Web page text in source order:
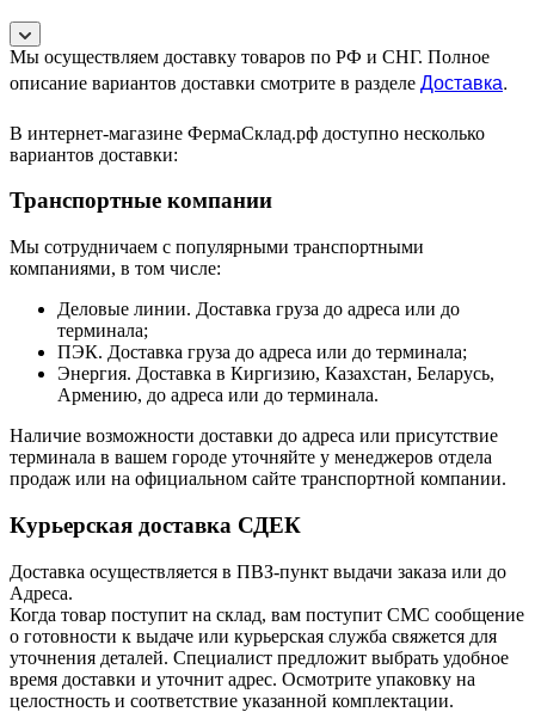
Мы осуществляем доставку товаров по РФ и СНГ. Полное
описание вариантов доставки смотрите в разделе Доставка.
В интернет-магазине ФермаСклад.рф доступно несколько
вариантов доставки:
Транспортные компании
Мы сотрудничаем с популярными транспортными
компаниями, в том числе:
Деловые линии. Доставка груза до адреса или до
терминала;
ПЭК. Доставка груза до адреса или до терминала;
Энергия. Доставка в Киргизию, Казахстан, Беларусь,
Армению, до адреса или до терминала.
Наличие возможности доставки до адреса или присутствие
терминала в вашем городе уточняйте у менеджеров отдела
продаж или на официальном сайте транспортной компании.
Курьерская доставка СДЕК
Доставка осуществляется в ПВЗ-пункт выдачи заказа или до
Адреса.
Когда товар поступит на склад, вам поступит СМС сообщение
о готовности к выдаче или курьерская служба свяжется для
уточнения деталей. Специалист предложит выбрать удобное
время доставки и уточнит адрес. Осмотрите упаковку на
целостность и соответствие указанной комплектации.